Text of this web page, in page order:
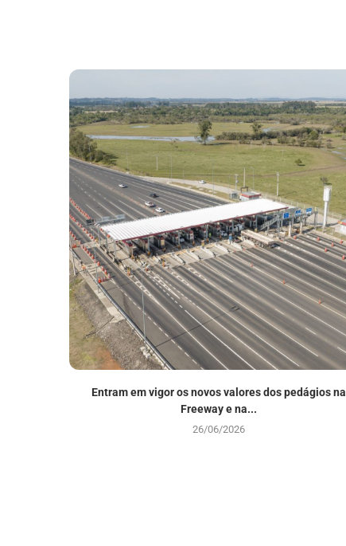
Entram em vigor os novos valores dos pedágios na
Freeway e na...
26/06/2026